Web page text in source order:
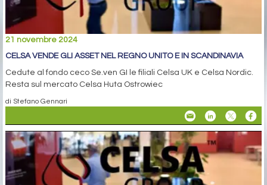
21 novembre 2024
CELSA VENDE GLI ASSET NEL REGNO UNITO E IN SCANDINAVIA
Cedute al fondo ceco Se.ven GI le filiali Celsa UK e Celsa Nordic.
Resta sul mercato Celsa Huta Ostrowiec
di Stefano Gennari